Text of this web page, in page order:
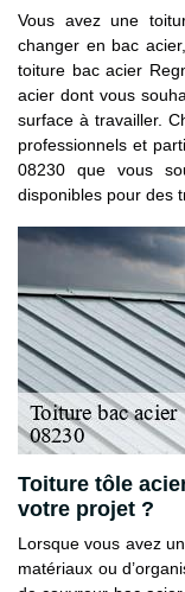
Vous avez une
changer en bac
toiture bac acier
acier dont vous
surface à travailler.
professionnels et
08230 que vous
disponibles pour des
Toiture tôle
votre projet ?
Lorsque vous avez
matériaux ou